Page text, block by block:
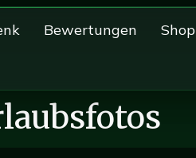
Bewertungen Shop